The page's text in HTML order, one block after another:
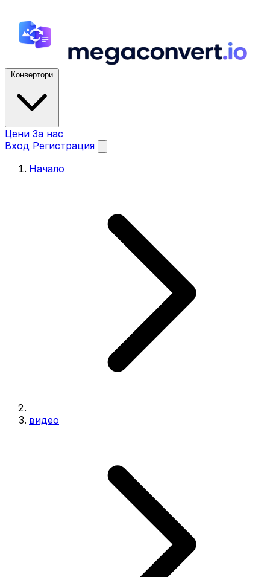
Конвертори
Цени За нас
Вход Регистрация
Начало
видео